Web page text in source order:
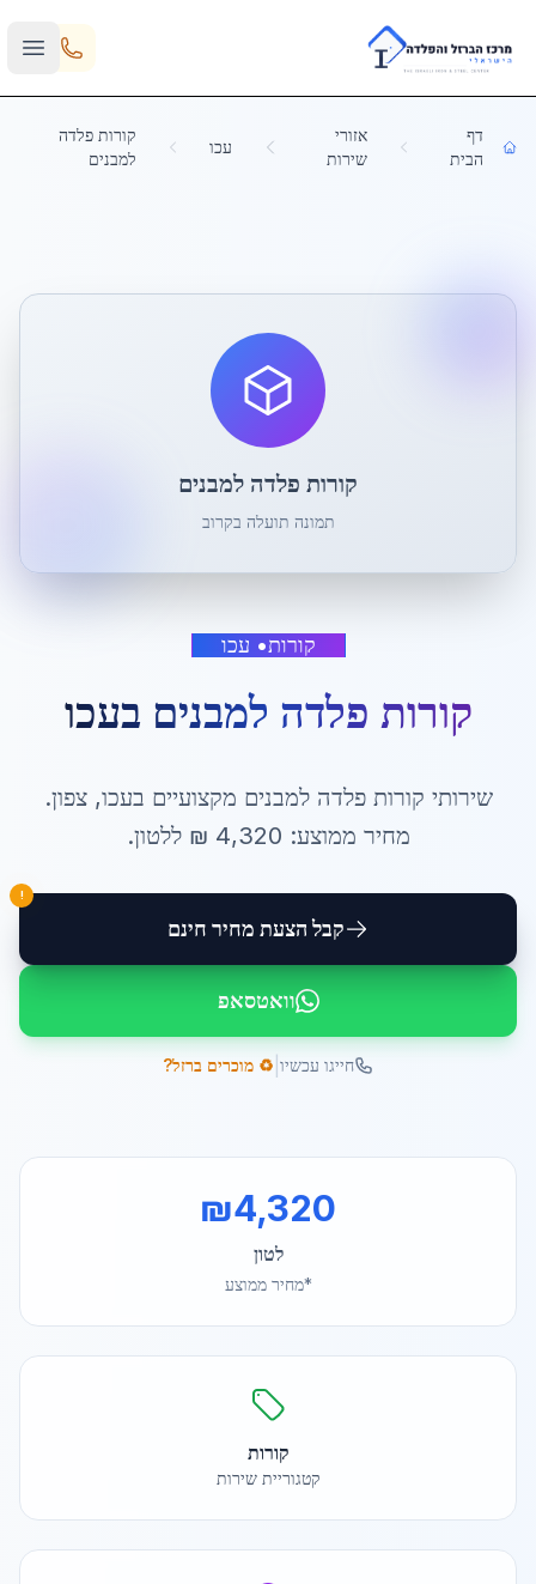
Skip to main content
דף
הבית
אזורי
שירות
עכו
קורות פלדה
למבנים
קורות• עכו
קורות פלדה למבנים בעכו
שירותי קורות פלדה למבנים מקצועיים בעכו,צפון.
מחיר ממוצע: 4,320 ₪ ללטון.
קבל הצעת מחיר חינם
!
וואטסאפ
חייגו עכשיו ♻️ מוכרים ברזל?
קורות פלדה למבנים
תמונה תועלה בקרוב
₪4,320
לטון
*מחיר ממוצע
קורות
קטגוריית שירות